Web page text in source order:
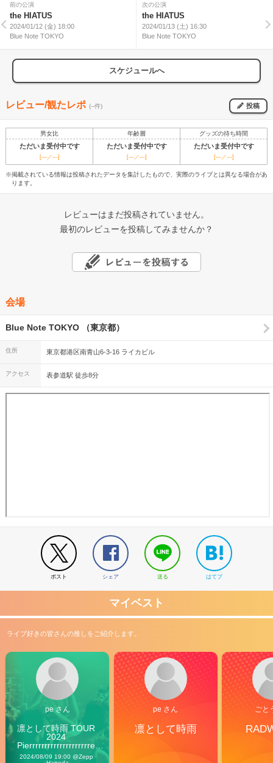
前の公演
the HIATUS
2024/01/12 (金) 18:00
Blue Note TOKYO
次の公演
the HIATUS
2024/01/13 (土) 16:30
Blue Note TOKYO
スケジュールへ
レビュー/観たレポ (--件) 投稿
男女比 年齢層 グッズの待ち時間
ただいま受付中です ただいま受付中です ただいま受付中です
[---／---] [---／---] [---／---]
※掲載されている情報は投稿されたデータを集計したもので、実際のライブとは異なる場合があ
ります。
レビューはまだ投稿されていません。
最初のレビューを投稿してみませんか？
会場
Blue Note TOKYO （東京都）
住所 東京都港区南青山6-3-16 ライカビル
アクセス 表参道駅 徒歩8分
ポスト シェア 送る はてブ
マイベスト
ライブ好きの皆さんの推しをご紹介します。
pe さん
凛として時雨 TOUR
2024
Pierrrrrrrrrrrrrrrrrrrre
Vibes
2024/08/09 19:00 @Zepp
pe さん
凛として時雨
ごと